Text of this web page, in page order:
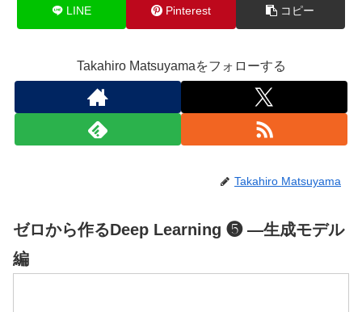
LINE Pinterest コピー
Takahiro Matsuyamaをフォローする
Takahiro Matsuyama
ゼロから作るDeep Learning ❺ ―生成モデル
編